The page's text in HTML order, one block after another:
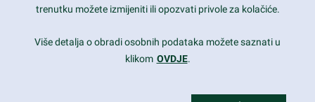
Copyright 2017FRESHFACE© All Rights Reserved
trenutku možete izmijeniti ili opozvati privole za kolačiće.
Više detalja o obradi osobnih podataka možete saznati u
klikom OVDJE.